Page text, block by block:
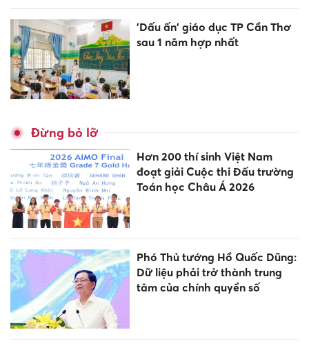
'Dấu ấn' giáo dục TP Cần Thơ
sau 1 năm hợp nhất
Đừng bỏ lỡ
Hơn 200 thí sinh Việt Nam
đoạt giải Cuộc thi Đấu trường
Toán học Châu Á 2026
Phó Thủ tướng Hồ Quốc Dũng:
Dữ liệu phải trở thành trung
tâm của chính quyền số